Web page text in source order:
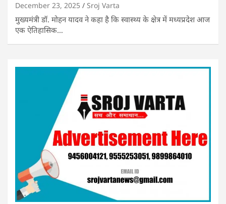
December 23, 2025 Sroj Varta
मुख्यमंत्री डॉ. मोहन यादव ने कहा है कि स्वास्थ्य के क्षेत्र में मध्यप्रदेश आज
एक ऐतिहासिक…